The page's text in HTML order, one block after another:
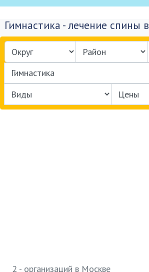
Гимнастика - лечение спины в
2 - организаций в Москве